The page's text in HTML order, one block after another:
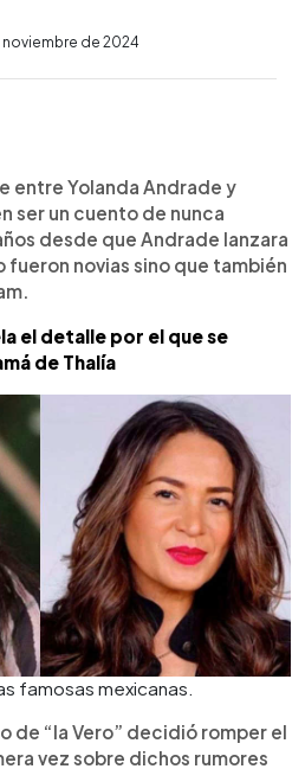
de 2024
entre Yolanda Andrade y
ser un cuento de nunca
desde que Andrade lanzara
fueron novias sino que también
el detalle por el que se
de Thalía
famosas mexicanas.
de “la Vero” decidió romper el
vez sobre dichos rumores